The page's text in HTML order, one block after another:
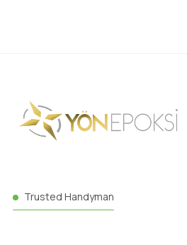
Trusted Handyman